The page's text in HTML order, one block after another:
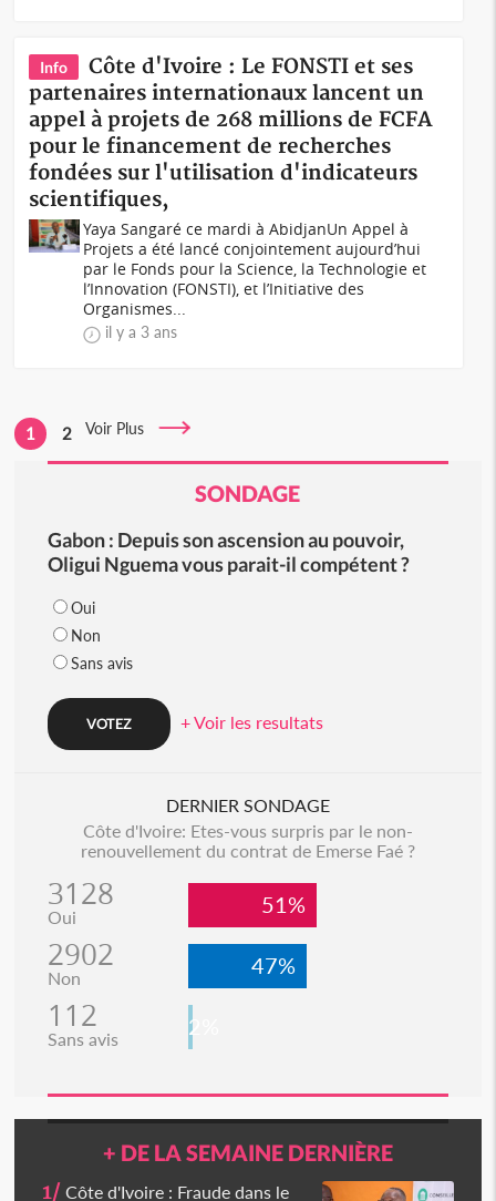
Info
Côte d'Ivoire : Le FONSTI et ses
partenaires internationaux lancent un
appel à projets de 268 millions de FCFA
pour le financement de recherches
fondées sur l'utilisation d'indicateurs
scientifiques,
Yaya Sangaré ce mardi à AbidjanUn Appel à
Projets a été lancé conjointement aujourd’hui
par le Fonds pour la Science, la Technologie et
l’Innovation (FONSTI), et l’Initiative des
Organismes...
il y a 3 ans
1 2 Voir Plus
SONDAGE
Gabon : Depuis son ascension au pouvoir,
Oligui Nguema vous parait-il compétent ?
Oui
Non
Sans avis
+ Voir les resultats
DERNIER SONDAGE
Côte d'Ivoire: Etes-vous surpris par le non-
renouvellement du contrat de Emerse Faé ?
3128
Oui 51%
2902
Non 47%
112
Sans avis 2%
+ DE LA SEMAINE DERNIÈRE
1/ Côte d'Ivoire : Fraude dans le